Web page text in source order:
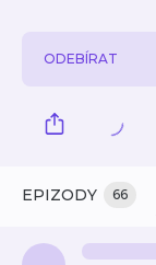
ODEBÍRAT
EPIZODY 66